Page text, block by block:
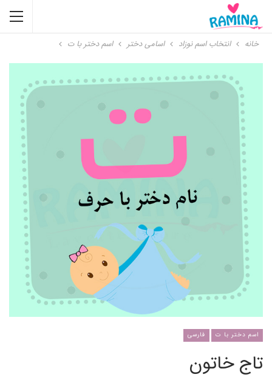
خانه انتخاب اسم نوزاد اسامی دختر اسم دختر با ت
اسم دختر با ت فارسی
تاج خاتون